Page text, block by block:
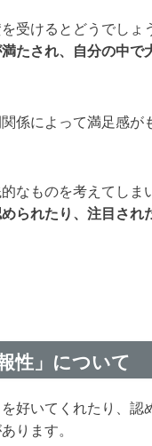
受けるとどうでしょ
たされ、自分の中
係によって満足感が
なものを考えてしま
られたり、注目され
性」について
好いてくれたり、
ります。